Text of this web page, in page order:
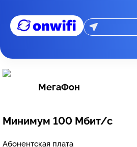
МегаФон
Минимум 100 Мбит/с
Абонентская плата